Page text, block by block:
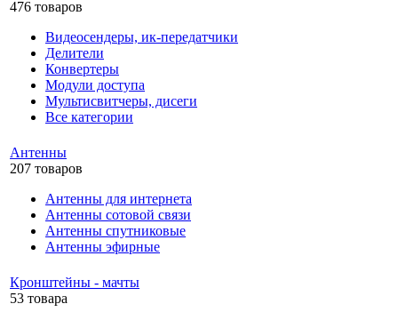
476 товаров
Видеосендеры, ик-передатчики
Делители
Конвертеры
Модули доступа
Мультисвитчеры, дисеги
Все категории
Антенны
207 товаров
Антенны для интернета
Антенны сотовой связи
Антенны спутниковые
Антенны эфирные
Кронштейны - мачты
53 товара